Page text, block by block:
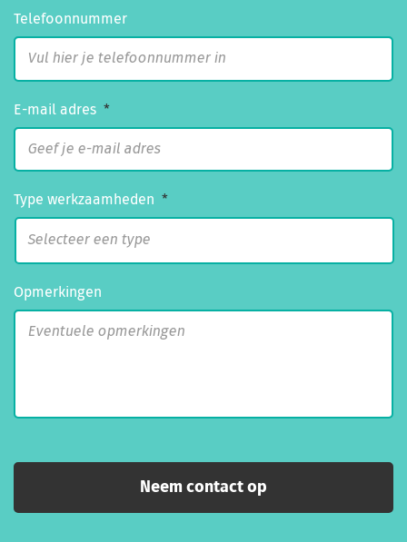
Telefoonnummer
E-mail adres *
Type werkzaamheden *
Opmerkingen